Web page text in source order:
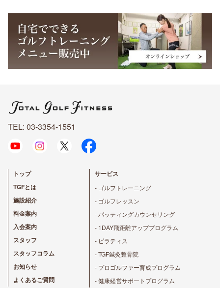
TEL: 03-3354-1551
トップ
TGFとは
施設紹介
料金案内
入会案内
スタッフ
スタッフコラム
お知らせ
よくあるご質問
サービス
- ゴルフトレーニング
- ゴルフレッスン
- パッティングカウンセリング
- 1DAY飛距離アッププログラム
- ピラティス
- TGF鍼灸整骨院
- プロゴルファー育成プログラム
- 健康経営サポートプログラム